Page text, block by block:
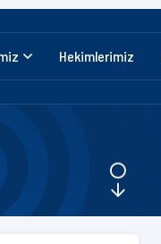
Hekimlerimiz